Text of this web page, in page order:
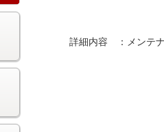
詳細内容　：メンテナン